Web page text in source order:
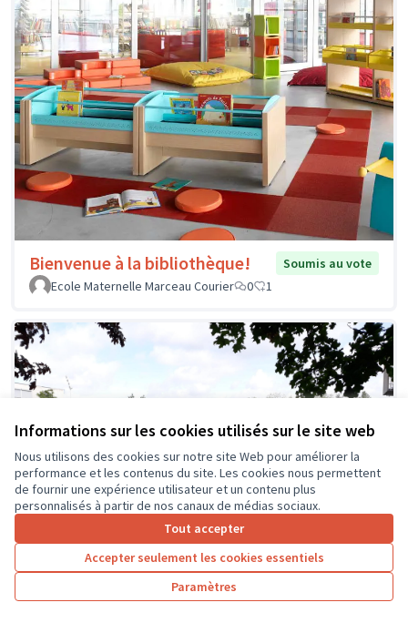
Informations sur les cookies utilisés sur le site web
Nous utilisons des cookies sur notre site Web pour améliorer la
performance et les contenus du site. Les cookies nous permettent
de fournir une expérience utilisateur et un contenu plus
personnalisés à partir de nos canaux de médias sociaux.
Tout accepter
Accepter seulement les cookies essentiels
Paramètres
Bienvenue à la bibliothèque!
Soumis au vote
Ecole Maternelle Marceau Courier
0 1